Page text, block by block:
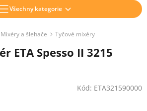
Všechny kategorie
Mixéry a šlehače Tyčové mixéry
ETA Spesso II 3215
recenzí) Kód: ETA321590000